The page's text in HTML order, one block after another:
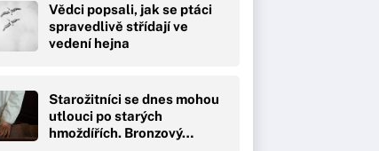
Vědci popsali, jak se ptáci
spravedlivě střídají ve
vedení hejna
Starožitníci se dnes mohou
utlouci po starých
hmoždířích. Bronzový…